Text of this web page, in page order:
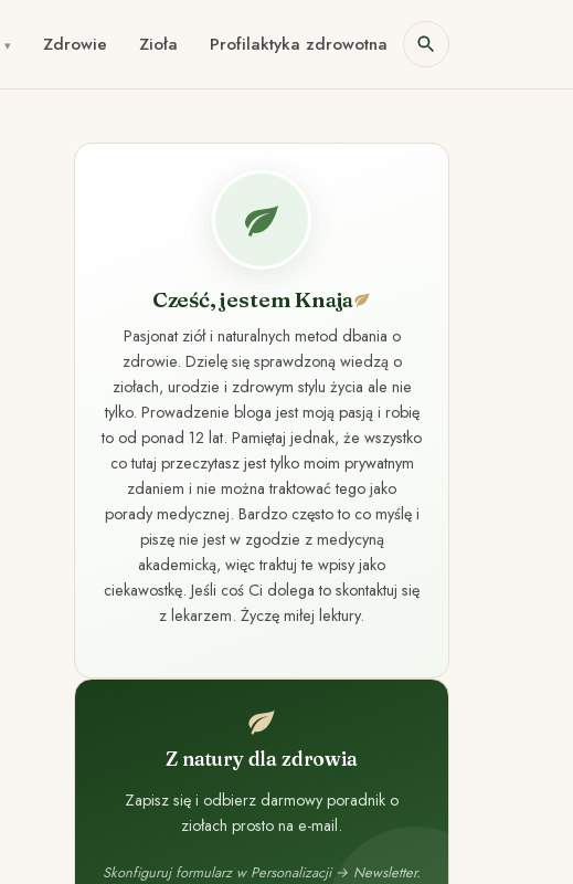
Zdrowie Zioła Profilaktyka zdrowotna
Cześć, jestem Knaja
Pasjonat ziół i naturalnych metod dbania o
zdrowie. Dzielę się sprawdzoną wiedzą o
ziołach, urodzie i zdrowym stylu życia ale nie
tylko. Prowadzenie bloga jest moją pasją i robię
to od ponad 12 lat. Pamiętaj jednak, że wszystko
co tutaj przeczytasz jest tylko moim prywatnym
zdaniem i nie można traktować tego jako
porady medycznej. Bardzo często to co myślę i
piszę nie jest w zgodzie z medycyną
akademicką, więc traktuj te wpisy jako
ciekawostkę. Jeśli coś Ci dolega to skontaktuj się
z lekarzem. Życzę miłej lektury.
Z natury dla zdrowia
Zapisz się i odbierz darmowy poradnik o
ziołach prosto na e-mail.
Skonfiguruj formularz w Personalizacji → Newsletter.